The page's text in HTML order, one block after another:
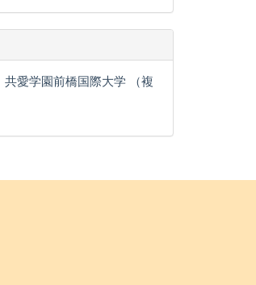
愛学園前橋国際大学 （複